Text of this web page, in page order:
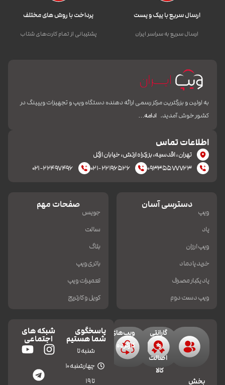
ارسال سریع با پیک و پست
ارسال سریع به سراسر ایران
پرداخت با روش های مختلف
پشتیبانی از تمام کارت‌های شتاب
به اولین و بزرگترین مرکز رسمی ارائه دهنده دستگاه ویپ و تجهیزات ویپینگ در
کشور خوش آمدید. ادامه…
اطلاعات تماس
تهران، اقدسیه، بزرکراه ارتش، خیابان ازگل
۰۹۳۳۵۵۷۷۷۲۳
۰۲۱-۲۲۱۹۶۵۲۶ ۰۲۱-۲۲۴۹۷۴۹۶
دسترسی آسان
ویپ
پاد
ویپ ارزان
خرید پادماد
پاد یکبار مصرف
ویپ دست دوم
صفحات مهم
جویس
سالت
بلاگ
باتری ویپ
تعمیرات ویپ
کویل و کارتریج
بخش
گارانتی
و
اصالت
کالا
ویپ‌های
کارکرده
پاسخگوی
شما هستیم
شنبه تا
چهارشنبه 10
تا 19
شبکه های
اجتماعی